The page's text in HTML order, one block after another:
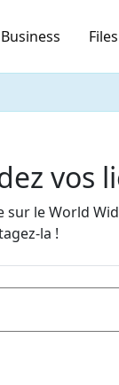
Business Files
vos
le World
la !